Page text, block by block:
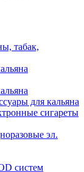
табак,
для кальяна
сигареты
эл.